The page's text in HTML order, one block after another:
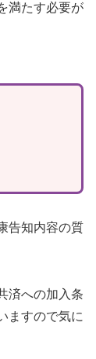
満たす必要が
告知内容の質
済への加入条
ますので気に